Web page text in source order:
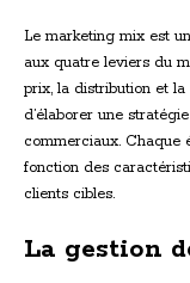
Le marketing mix est
aux quatre leviers du
prix, la distribution et
d’élaborer une
commerciaux. Chaque
fonction des
clients cibles.
La gestion